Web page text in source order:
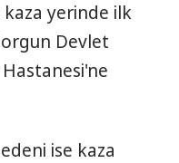
kaza yerinde ilk
Devlet
ise kaza